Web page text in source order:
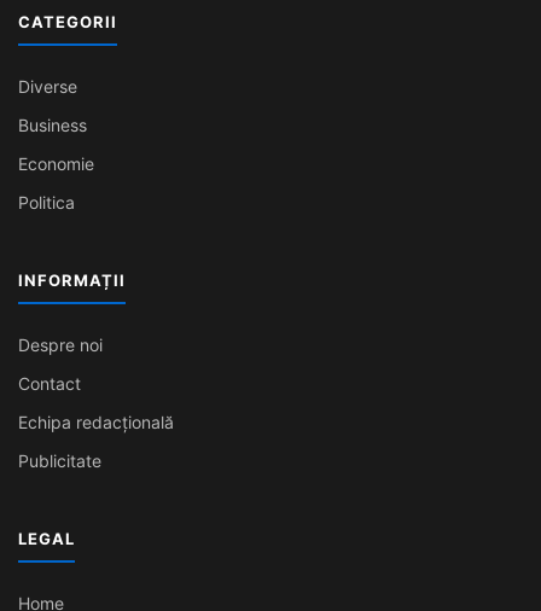
CATEGORII
Diverse
Business
Economie
Politica
INFORMAȚII
Despre noi
Contact
Echipa redacțională
Publicitate
LEGAL
Home